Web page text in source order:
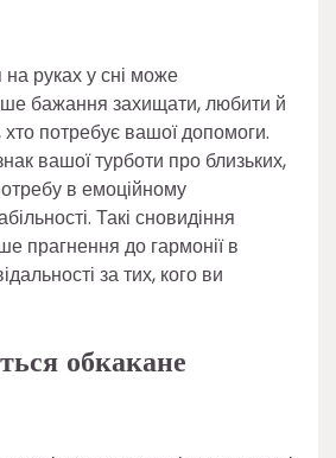
руках у сні може
бажання захищати, любити й
хто потребує вашої допомоги.
вашої турботи про близьких,
в емоційному
Такі сновидіння
прагнення до гармонії в
за тих, кого ви
обкакане